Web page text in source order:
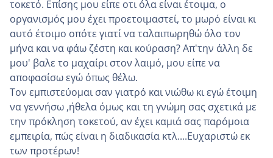
τοκετό. Επίσης μου είπε οτι όλα είναι έτοιμα, ο
οργανισμός μου έχει προετοιμαστεί, το μωρό είναι κι
αυτό έτοιμο οπότε γιατί να ταλαιπωρηθώ όλο τον
μήνα και να φάω ζέστη και κούραση? Απ'την άλλη δε
μου' βαλε το μαχαίρι στον λαιμό, μου είπε να
αποφασίσω εγώ όπως θέλω.
Τον εμπιστεύομαι σαν γιατρό και νιώθω κι εγώ έτοιμη
να γεννήσω ,ήθελα όμως και τη γνώμη σας σχετικά με
την πρόκληση τοκετού, αν έχει καμιά σας παρόμοια
εμπειρία, πώς είναι η διαδικασία κτλ....Ευχαριστώ εκ
των προτέρων!